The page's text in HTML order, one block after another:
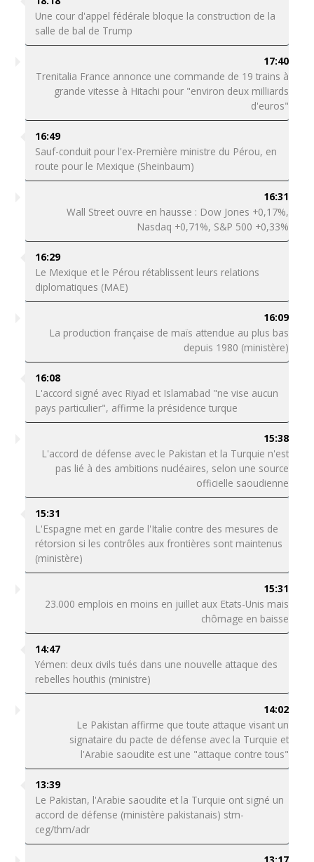
Une cour d'appel fédérale bloque la construction de la
salle de bal de Trump
17:40
Trenitalia France annonce une commande de 19 trains à
grande vitesse à Hitachi pour "environ deux milliards
d'euros"
16:49
Sauf-conduit pour l'ex-Première ministre du Pérou, en
route pour le Mexique (Sheinbaum)
16:31
Wall Street ouvre en hausse : Dow Jones +0,17%,
Nasdaq +0,71%, S&P 500 +0,33%
16:29
Le Mexique et le Pérou rétablissent leurs relations
diplomatiques (MAE)
16:09
La production française de maïs attendue au plus bas
depuis 1980 (ministère)
16:08
L'accord signé avec Riyad et Islamabad "ne vise aucun
pays particulier", affirme la présidence turque
15:38
L'accord de défense avec le Pakistan et la Turquie n'est
pas lié à des ambitions nucléaires, selon une source
officielle saoudienne
15:31
L'Espagne met en garde l'Italie contre des mesures de
rétorsion si les contrôles aux frontières sont maintenus
(ministère)
15:31
23.000 emplois en moins en juillet aux Etats-Unis mais
chômage en baisse
14:47
Yémen: deux civils tués dans une nouvelle attaque des
rebelles houthis (ministre)
14:02
Le Pakistan affirme que toute attaque visant un
signataire du pacte de défense avec la Turquie et
l'Arabie saoudite est une "attaque contre tous"
13:39
Le Pakistan, l'Arabie saoudite et la Turquie ont signé un
accord de défense (ministère pakistanais) stm-
ceg/thm/adr